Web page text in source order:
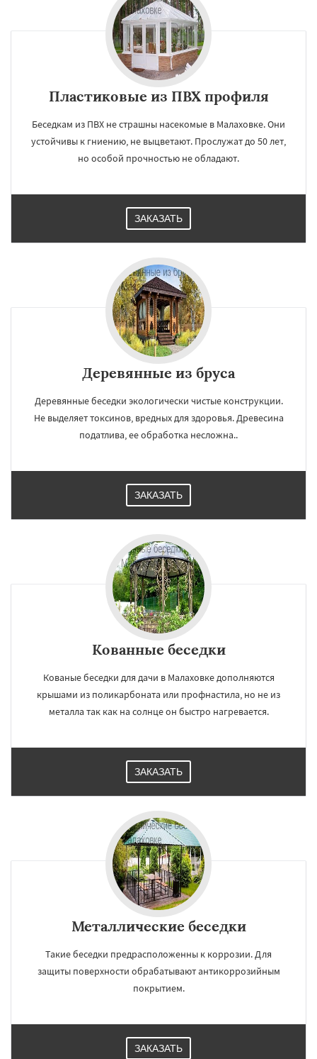
Пластиковые из ПВХ профиля
Беседкам из ПВХ не страшны насекомые в Малаховке. Они
устойчивы к гниению, не выцветают. Прослужат до 50 лет,
но особой прочностью не обладают.
ЗАКАЗАТЬ
Деревянные из бруса
Деревянные беседки экологически чистые конструкции.
Не выделяет токсинов, вредных для здоровья. Древесина
податлива, ее обработка несложна..
ЗАКАЗАТЬ
Кованные беседки
Кованые беседки для дачи в Малаховке дополняются
крышами из поликарбоната или профнастила, но не из
металла так как на солнце он быстро нагревается.
ЗАКАЗАТЬ
Металлические беседки
Такие беседки предрасположенны к коррозии. Для
защиты поверхности обрабатывают антикоррозийным
покрытием.
ЗАКАЗАТЬ